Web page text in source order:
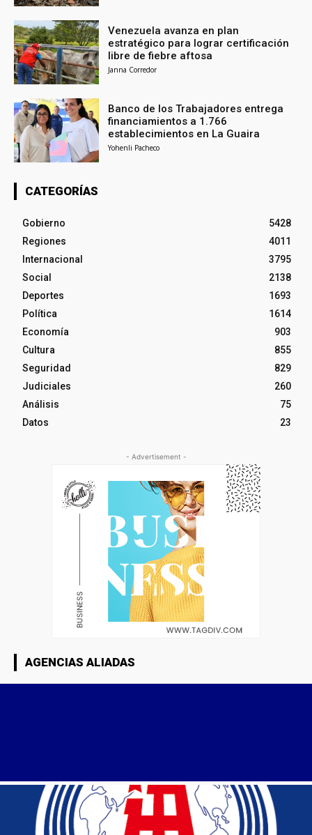
Venezuela avanza en plan
estratégico para lograr certificación
libre de fiebre aftosa
Janna Corredor
Banco de los Trabajadores entrega
financiamientos a 1.766
establecimientos en La Guaira
Yohenli Pacheco
CATEGORÍAS
Gobierno
5428
Regiones
4011
Internacional
3795
Social
2138
Deportes
1693
Política
1614
Economía
903
Cultura
855
Seguridad
829
Judiciales
260
Análisis
75
Datos
23
- Advertisement -
AGENCIAS ALIADAS